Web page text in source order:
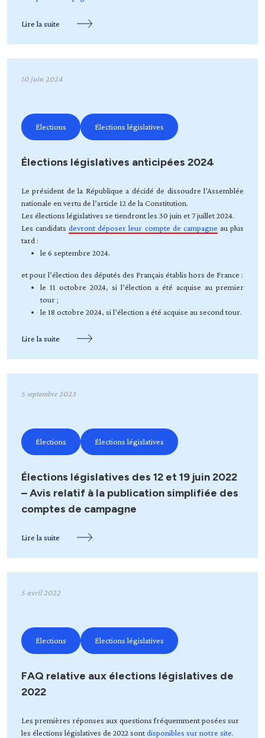
Lire la suite
10 juin 2024
Élections Élections législatives
Élections législatives anticipées 2024
Le président de la République a décidé de dissoudre l’Assemblée
nationale en vertu de l’article 12 de la Constitution.
Les élections législatives se tiendront les 30 juin et 7 juillet 2024.
Les candidatsdevront déposer leur compte de campagne au plus
tard :
le 6 septembre 2024.
et pour l’élection des députés des Français établis hors de France :
le 11 octobre 2024, si l’élection a été acquise au premier
tour ;
le 18 octobre 2024, si l’élection a été acquise au second tour.
Lire la suite
5 septembre 2023
Élections Élections législatives
Élections législatives des 12 et 19 juin 2022
– Avis relatif à la publication simplifiée des
comptes de campagne
Lire la suite
5 avril 2022
Élections Élections législatives
FAQ relative aux élections législatives de
2022
Les premières réponses aux questions fréquemment posées sur
les élections législatives de 2022 sontdisponibles sur notre site.